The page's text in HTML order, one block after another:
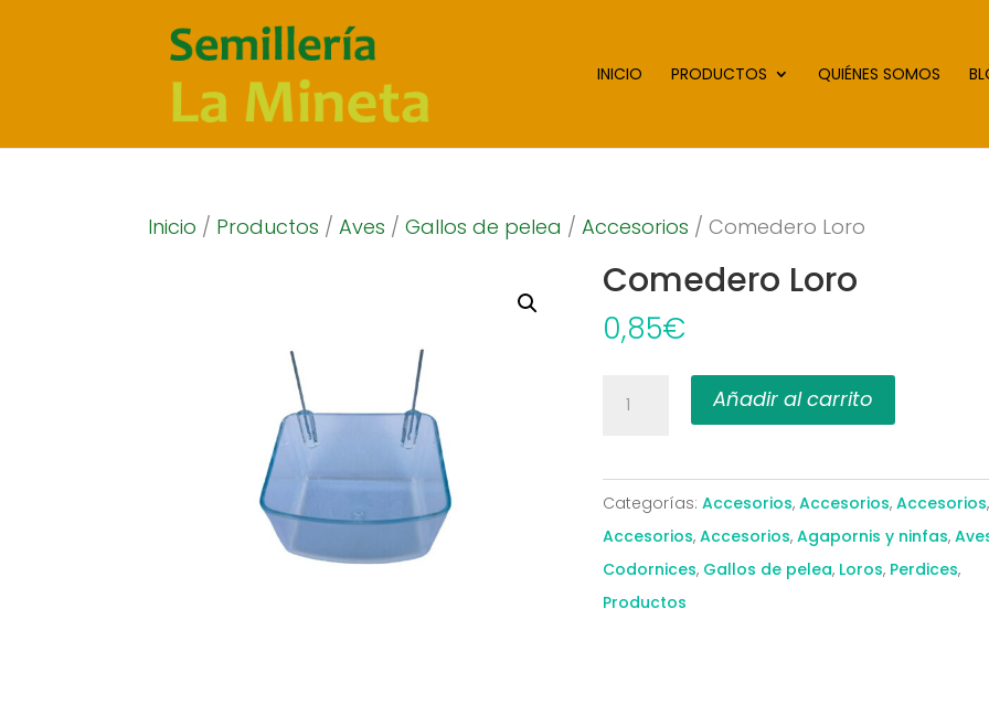
INICIO PRODUCTOS QUIÉNES SOMOS
Inicio / Productos /Aves /Gallos de pelea /Accesorios / Comedero Loro
Comedero Loro
0,85€
Añadir al carrito
Categorías:Accesorios,Accesorios,Accesorios,
Accesorios,Accesorios,Agapornis y ninfas,
Codornices, Gallos de pelea, Loros, Perdices,
Productos